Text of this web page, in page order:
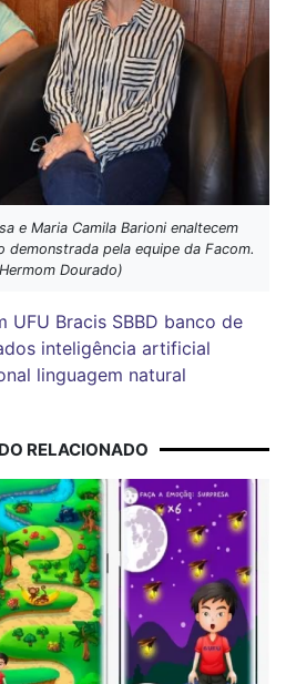
e Maria Camila Barioni enaltecem
demonstrada pela equipe da Facom.
Dourado)
UFU Bracis SBBD banco de
inteligência artificial
linguagem natural
RELACIONADO